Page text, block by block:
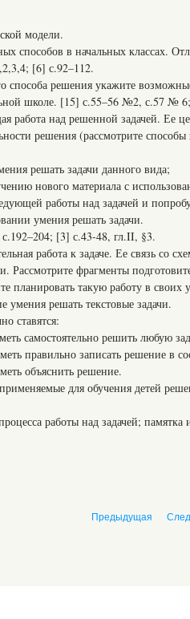
модели.
способов в начальных классах.
[6] с.92–112.
решения укажите возможные
школе. [15] с.55–56 №2, с.57 №
над решенной задачей. Ее
решения (рассмотрите
решать задачи данного вида;
нового материала с
работы над задачей и
умения решать задачи.
[3] с.43-48, гл.II, §3.
работа к задаче. Ее связь со
Рассмотрите фрагменты
планировать такую работу в
решать текстовые задачи.
ставятся:
самостоятельно решить любую
правильно записать решение в
объяснить решение.
для обучения детей
работы над задачей;
Предыдущая